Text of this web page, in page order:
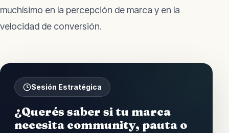
muchísimo en la percepción de marca y en la
velocidad de conversión.
Sesión Estratégica
¿Querés saber si tu marca
necesita community, pauta o